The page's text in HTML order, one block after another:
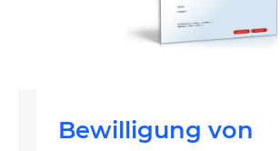
Bewilligung von